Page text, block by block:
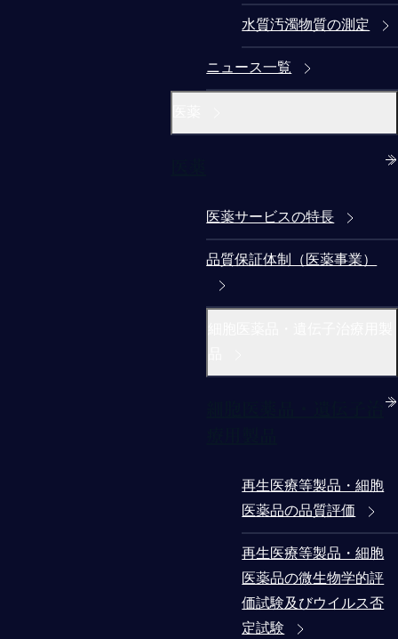
水質汚濁物質の測定
ニュース一覧
医薬サービスの特長
品質保証体制（医薬事業）
再生医療等製品・細胞
医薬品の品質評価
再生医療等製品・細胞
医薬品の微生物学的評
価試験及びウイルス否
定試験